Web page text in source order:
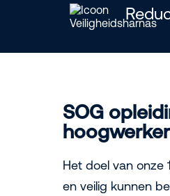
SOG
Het doel van onze
en veilig kunnen